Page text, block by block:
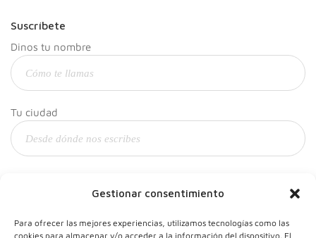
Gestionar consentimiento
Para ofrecer las mejores experiencias, utilizamos tecnologías como las
cookies para almacenar y/o acceder a la información del dispositivo. El
Suscríbete
Dinos tu nombre
Tu ciudad